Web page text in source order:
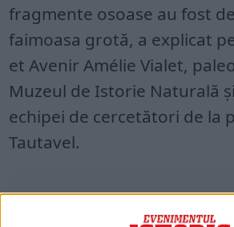
fragmente osoase au fost
faimoasa grotă, a explicat
et Avenir Amélie Vialet,
Muzeul de Istorie Naturală
echipei de cercetători de la
Tautavel.